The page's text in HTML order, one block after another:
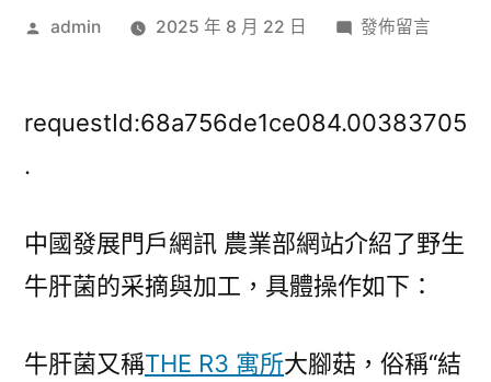
作
admin 2025 年 8 月 22 日
在
技
牛
肝
菌
采
發佈留言
requestId:68a756de1ce084.00383705
.
中國發展門戶網訊 農業部網站介紹了野生
牛肝菌的采摘與加工，具體操作如下：
牛肝菌又稱THE R3 寓所大腳菇，俗稱“結